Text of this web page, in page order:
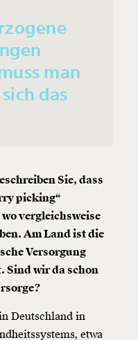
man
das
Sie, dass
picking“
vergleichsweise
Am Land ist die
Versorgung
Sind wir da schon
Deutschland in
etwa